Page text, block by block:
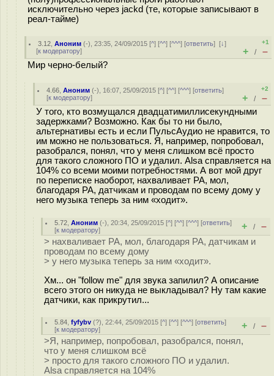
исключительно через jackd (те, которые записывают в
реал-тайме)
3.12 ,Аноним (-), 23:35, 24/09/2015 [^] [^^] [^^^] [ответить][↓]
[к модератору]
+1
+ / –
Мир черно-белый?
4.66 ,Аноним (-), 16:07, 25/09/2015 [^] [^^] [^^^] [ответить]
[к модератору]
+2
+ / –
У того, кто возмущался двадцатимиллисекундными
задержками? Возможно. Как бы то ни было,
альтернативы есть и если ПульсАудио не нравится, то
им можно не пользоваться. Я, например, попробовал,
разобрался, понял, что у меня слишком всё просто
для такого сложного ПО и удалил. Alsa справляется на
104% со всеми моими потребностями. А вот мой друг
по переписке наоборот, нахваливает PA, мол,
благодаря PA, датчикам и проводам по всему дому у
него музыка теперь за ним «ходит».
5.72 ,Аноним (-), 20:34, 25/09/2015 [^] [^^] [^^^] [ответить]
[к модератору] + / –
> нахваливает PA, мол, благодаря PA, датчикам и
проводам по всему дому
> у него музыка теперь за ним «ходит».
Хм... он "follow me" для звука запилил? А описание
всего этого он никуда не выкладывал? Ну там какие
датчики, как прикрутил...
5.84 ,fyfybv (?), 22:44, 25/09/2015 [^] [^^] [^^^] [ответить]
[к модератору] + / –
>Я, например, попробовал, разобрался, понял,
что у меня слишком всё
> просто для такого сложного ПО и удалил.
Alsa справляется на 104%